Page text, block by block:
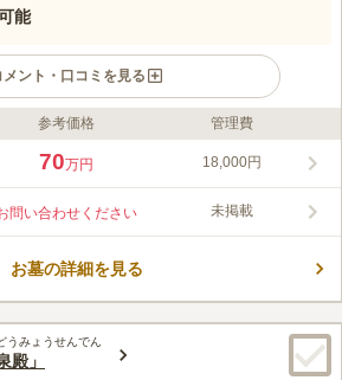
能
メント・口コミを見る
ト
正楽寺納骨堂 顕實閣は、JR「川崎駅」から徒
は、川崎市から初めて許可された納骨堂です。
数塔しかない建築工法インド様式のドーム型
き、期間終了後は合祀して永代にわたり供養する
3.4 口コミ3件
墓参りに行くときに持参するのでとくに問題な
当なお店に入るので大丈夫
口コミの続きを読む
参考価格 管理費
70万円 18,000円
問い合わせください 未掲載
お墓の詳細を見る
うみょうせんでん
殿」